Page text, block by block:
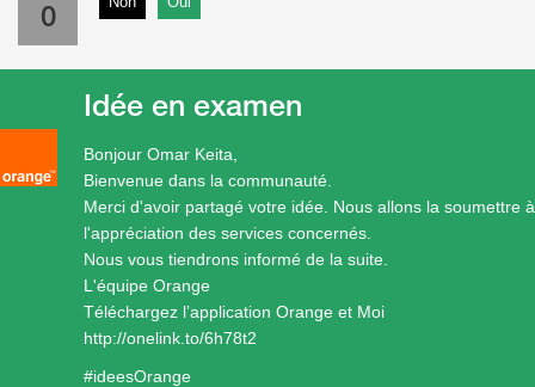
0
Bonjour Omar Keita,
Bienvenue dans la communauté.
Merci d'avoir partagé votre idée. Nous allons la soumettre à
l'appréciation des services concernés.
Nous vous tiendrons informé de la suite.
L'équipe Orange
Téléchargez l’application Orange et Moi
http://onelink.to/6h78t2
#ideesOrange
Idée en examen